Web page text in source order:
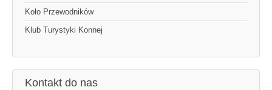
Koło Przewodników
Klub Turystyki Konnej
Kontakt do nas